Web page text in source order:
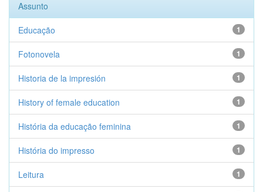
Assunto
1
Educação
1
Fotonovela
1
Historia de la impresión
1
History of female education
1
História da educação feminina
1
História do impresso
1
Leitura